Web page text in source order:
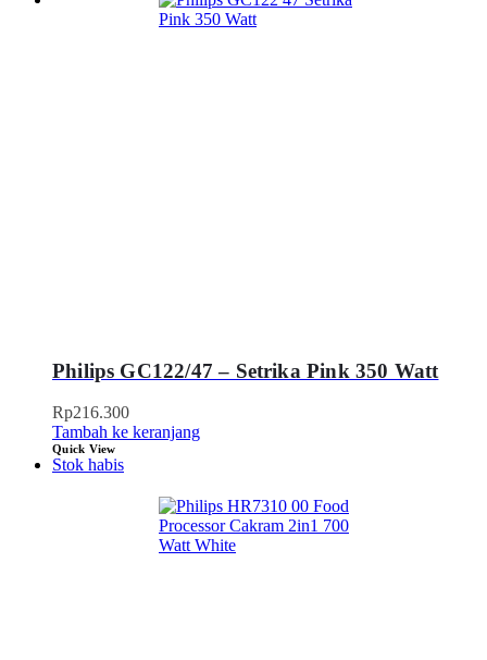
Philips GC122/47 – Setrika Pink 350 Watt
Rp216.300
Tambah ke keranjang
Quick View
Stok habis